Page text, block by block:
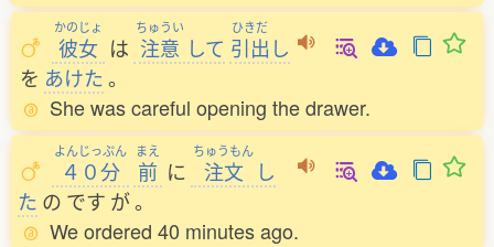
かのじょ
彼女 は
ちゅうい
注意 して
ひきだ
引出 し
を あけた。
She was careful opening the drawer.
よんじっぷん
４０分
まえ
前 に
ちゅうもん
注文 し
た の です が。
We ordered 40 minutes ago.